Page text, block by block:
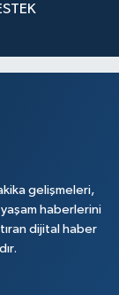
gelişmeleri,
haberlerini
dijital haber